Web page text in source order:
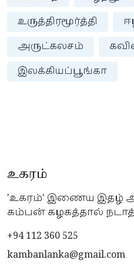
உருத்திரமூர்த்தி
அருட்கலசம்
இலக்கியப்பூங்கா
உகரம்
'உகரம்' இணைய இதழ்
கம்பன் கழகத்தால்
+94 112 360 525
kambanlanka@gmail.com